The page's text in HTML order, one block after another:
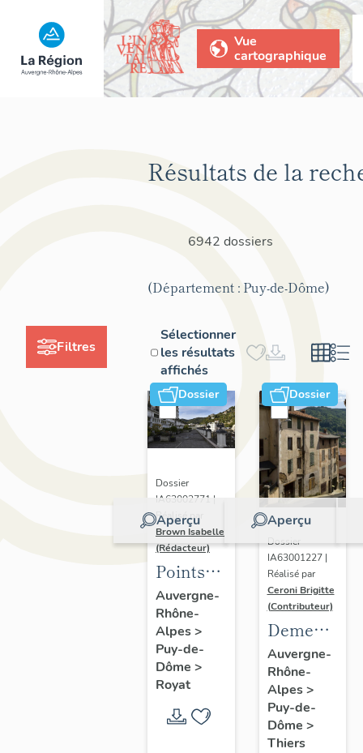
Vue
cartographique
Filtres
Résultats de la
6942 dossiers
(Département : Puy-de-Dôme)
Sélectionner
les résultats
affichés
Dossier
Aperçu
Dossier
IA63002771 |
Réalisé par
Brown Isabelle
(Rédacteur)
Points
de vue
sur le
paysage
thermal
Auvergne-
Rhône-
Alpes>
Puy-de-
Dôme >
Royat
Dossier
Aperçu
Dossier
IA63001227 |
Réalisé par
Ceroni Brigitte
(Contributeur)
Demeures
en site
de pente
Auvergne-
Rhône-
Alpes>
Puy-de-
Dôme >
Thiers